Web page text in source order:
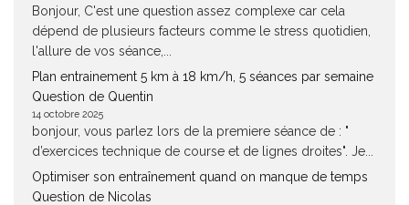
Bonjour, C'est une question assez complexe car cela
dépend de plusieurs facteurs comme le stress quotidien,
l'allure de vos séance,...
Plan entrainement 5 km à 18 km/h, 5 séances par semaine
Question de Quentin
14 octobre 2025
bonjour, vous parlez lors de la premiere séance de : "
d’exercices technique de course et de lignes droites". Je...
Optimiser son entraînement quand on manque de temps
Question de Nicolas